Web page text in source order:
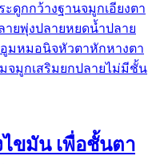
ะดูกกว้างฐานจมูกเอียงตา
ายพุ่งปลายหยดน้ำปลาย
มหมอนิจหัวตาหักหางตา
จมูกเสริมยกปลายไม่มีชั้น
ขมัน เพื่อชั้นตา